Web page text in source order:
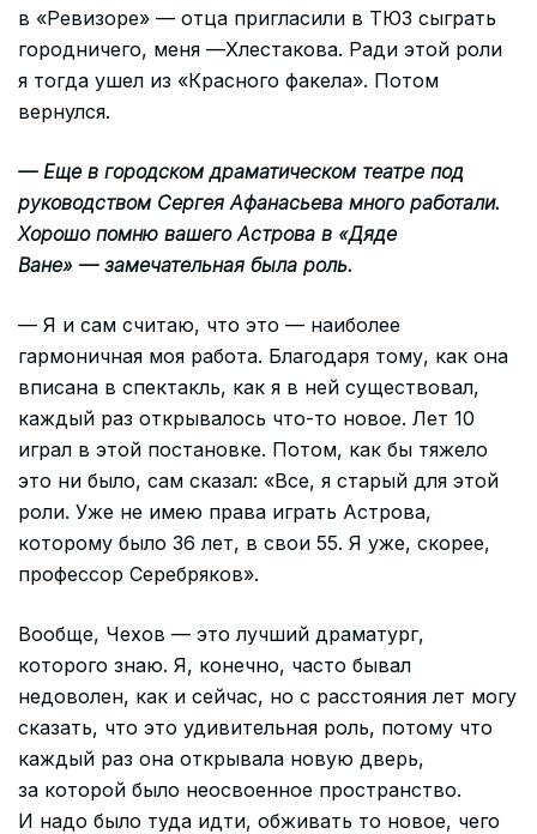
в «Ревизоре» — отца пригласили в ТЮЗ сыграть
городничего, меня —Хлестакова. Ради этой роли
я тогда ушел из «Красного факела». Потом
вернулся.
— Еще в городском драматическом театре под
руководством Сергея Афанасьева много работали.
Хорошо помню вашего Астрова в «Дяде
Ване» — замечательная была роль.
— Я и сам считаю, что это — наиболее
гармоничная моя работа. Благодаря тому, как она
вписана в спектакль, как я в ней существовал,
каждый раз открывалось что-то новое. Лет 10
играл в этой постановке. Потом, как бы тяжело
это ни было, сам сказал: «Все, я старый для этой
роли. Уже не имею права играть Астрова,
которому было 36 лет, в свои 55. Я уже, скорее,
профессор Серебряков».
Вообще, Чехов — это лучший драматург,
которого знаю. Я, конечно, часто бывал
недоволен, как и сейчас, но с расстояния лет могу
сказать, что это удивительная роль, потому что
каждый раз она открывала новую дверь,
за которой было неосвоенное пространство.
И надо было туда идти, обживать то новое, чего